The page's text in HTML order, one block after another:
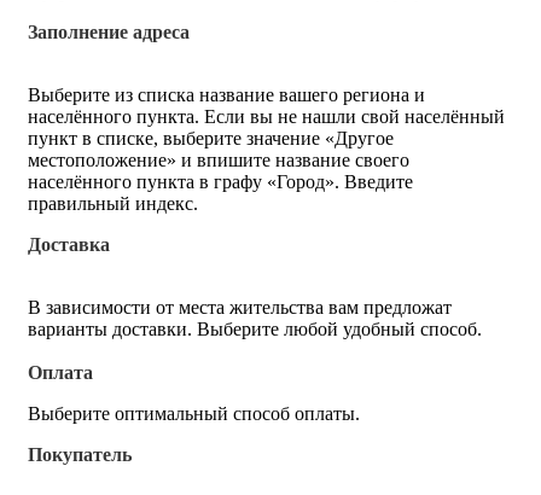
Заполнение адреса
Выберите из списка название вашего региона и
населённого пункта. Если вы не нашли свой населённый
пункт в списке, выберите значение «Другое
местоположение» и впишите название своего
населённого пункта в графу «Город». Введите
правильный индекс.
Доставка
В зависимости от места жительства вам предложат
варианты доставки. Выберите любой удобный способ.
Оплата
Выберите оптимальный способ оплаты.
Покупатель